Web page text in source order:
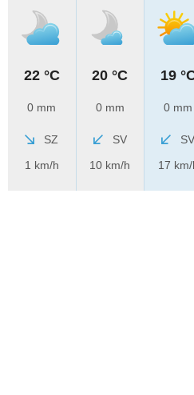
22 °C
0 mm
SZ
1 km/h
20 °C
0 mm
SV
10 km/h
19
0 mm
SV
17 km/